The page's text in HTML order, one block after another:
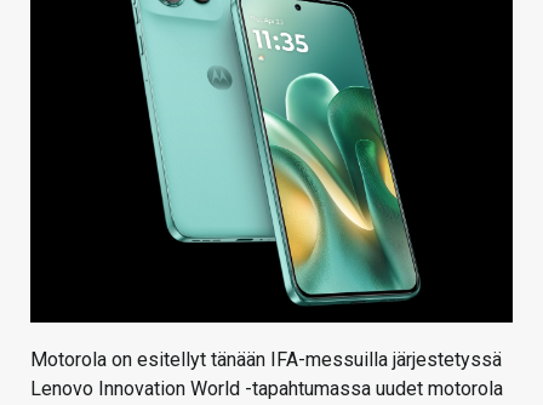
Motorola on esitellyt tänään IFA-messuilla järjestetyssä
Lenovo Innovation World -tapahtumassa uudet motorola